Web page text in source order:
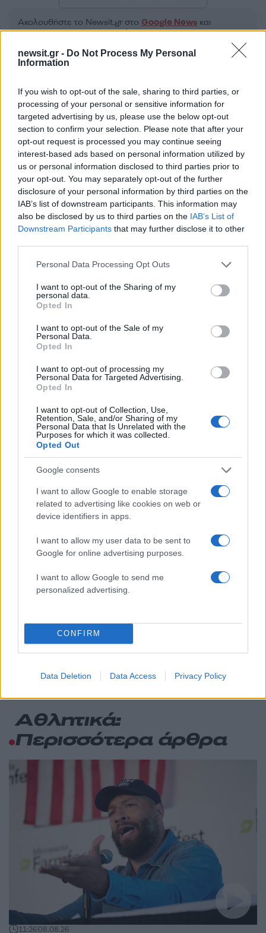
newsit.gr - Do Not Process My Personal
Information
If you wish to opt-out of the sale, sharing to third parties, or
processing of your personal or sensitive information for
targeted advertising by us, please use the below opt-out
section to confirm your selection. Please note that after your
opt-out request is processed you may continue seeing
interest-based ads based on personal information utilized by
us or personal information disclosed to third parties prior to
your opt-out. You may separately opt-out of the further
disclosure of your personal information by third parties on the
IAB’s list of downstream participants. This information may
also be disclosed by us to third parties on the IAB’s List of
Downstream Participants that may further disclose it to other
Please note that this website/app uses one or more Google
not limited to your visit or usage behaviour. You may click to
grant or deny consent to Google and its third-party tags to
use your data for below specified purposes in below Google
consent section.
Personal Data Processing Opt Outs
I want to opt-out of the Sharing of my
personal data.
Opted In
I want to opt-out of the Sale of my
Personal Data.
Opted In
I want to opt-out of processing my
Personal Data for Targeted Advertising.
Opted In
I want to opt-out of Collection, Use,
Retention, Sale, and/or Sharing of my
Personal Data that Is Unrelated with the
Purposes for which it was collected.
Opted Out
Google consents
I want to allow Google to enable storage
related to advertising like cookies on web or
device identifiers in apps.
I want to allow my user data to be sent to
Google for online advertising purposes.
I want to allow Google to send me
personalized advertising.
CONFIRM
Data Deletion Data Access Privacy Policy
Ακολουθήστε το Νewsit.gr στο Google News και
ενημερωθείτε πρώτοι για όλη την ειδησεογραφία και τα
Πιο δημοφιλή
1 Σοκαριστική υπόθεση στην Κρήτη:
Τουρίστας ρωτούσε πόσο να πληρώσει για
να ασελγήσει σε 10χρονο κορίτσι - Το παιδί
καθόταν αμέριμνο σε αυλή επιχείρησης
2Έφυγε από τη ζωή η Χριστίνα Πιτουρά,
πρώην σύζυγος του Βασίλη Χιώτη
3Δεν ήταν μόνο η ταχύτητα που οδήγησε
στο τροχαίο στις Σέρρες με νεκρούς μητέρα
και γιο - «Ίσως κάτι απέσπασε την προσοχή
γραμμή του 55χρονου που έκρυψε τον
νεκρό πατέρα του σε καταψύκτη – Η
αγάπη στους γονείς και η διαφωνία με την
Τραγωδία στις Σέρρες: «Τα έχασα όλα, κάτι
με τράβαγε στην καρδιά μου», λέει ο
τροχαίο
Πιο σχολιασμένα
Marfin: Η 46χρονη πήρε προθεσμία για
να απολογηθεί την Τρίτη – «Είναι αθώα,
συμμετείχε στη διαδήλωση όπως και
Βγήκαν ξανά τα μαχαίρια στην Ελπίδα
για τη Δημοκρατία: «Καρυστιανού,
Γρατσία και Γαλανός μετέτρεψαν το
κίνημα σε φοβικό αρχηγικό κόμμα»
Μεταφορές χρημάτων: Πότε μπορεί να
θεωρηθούν δωρεές και να επιβληθεί
φόρος – Τι ισχυεί για τις γονικές παροχές
Απίστευτο κι όμως αληθινό -
Aναστέλλονται τα τακτικά ραντεβού του
αγγειοχειρουργού του νοσοκομείου
Στα Χανιά για ολιγοήμερες διακοπές ο
Κυριάκος Μητσοτάκης με την σύζυγό του
Μαρέβα
Αθλητικά:
Περισσότερα άρθρα
11:2608.08.26